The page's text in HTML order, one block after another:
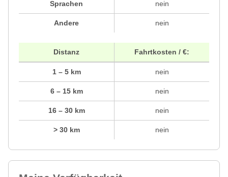
Sprachen
Andere
nein
nein
Distanz
1 – 5 km
6 – 15 km
16 – 30 km
> 30 km
Fahrtkosten / €:
nein
nein
nein
nein